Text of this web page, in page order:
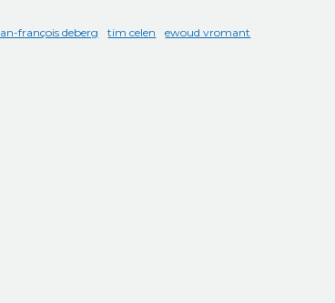
françois deberg tim celen ewoud vromant